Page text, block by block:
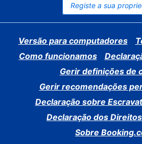
Registe a sua
Versão para computadores
Como funcionamos
Gerir definições de
Gerir recomendações
Declaração sobre
Declaração dos
Sobre